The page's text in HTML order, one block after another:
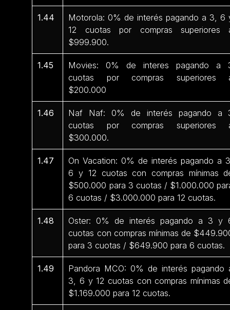
1.44
Motorola: 0% de interés pagando a 3, 6
12 cuotas por compras superiores
$999.900.
1.45
Movies: 0% de interes pagando a
cuotas por compras superiores
$200.000
1.46
Naf Naf: 0% de interés pagando a
cuotas por compras superiores
$300.000.
1.47
On Vacation: 0% de interés pagando a
6 y 12 cuotas con compras mínimas
$500.000 para 3 cuotas / $1.000.000
6 cuotas / $3.000.000 para 12 cuotas.
1.48
Oster: 0% de interés pagando a 3 y
cuotas con compras mínimas de
para 3 cuotas / $649.900 para 6 cuotas.
1.49
Pandora MCO: 0% de interés pagando
3, 6 y 12 cuotas con compras mínimas
$1.169.000 para 12 cuotas.